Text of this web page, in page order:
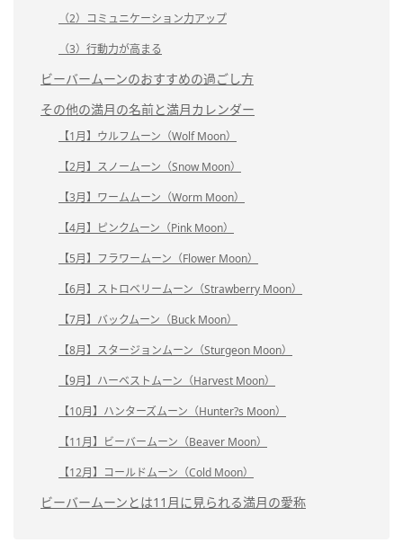
（2）コミュニケーション力アップ
（3）行動力が高まる
ビーバームーンのおすすめの過ごし方
その他の満月の名前と満月カレンダー
【1月】ウルフムーン（Wolf Moon）
【2月】スノームーン（Snow Moon）
【3月】ワームムーン（Worm Moon）
【4月】ピンクムーン（Pink Moon）
【5月】フラワームーン（Flower Moon）
【6月】ストロベリームーン（Strawberry Moon）
【7月】バックムーン（Buck Moon）
【8月】スタージョンムーン（Sturgeon Moon）
【9月】ハーベストムーン（Harvest Moon）
【10月】ハンターズムーン（Hunter?s Moon）
【11月】ビーバームーン（Beaver Moon）
【12月】コールドムーン（Cold Moon）
ビーバームーンとは11月に見られる満月の愛称